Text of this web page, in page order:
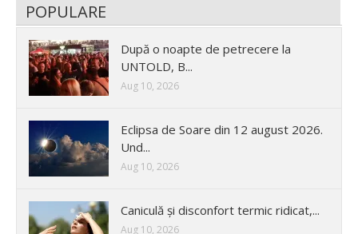
POPULARE
După o noapte de petrecere la
UNTOLD, B...
Aug 10, 2026
Eclipsa de Soare din 12 august 2026.
Und...
Aug 10, 2026
Caniculă și disconfort termic ridicat,...
Aug 10, 2026